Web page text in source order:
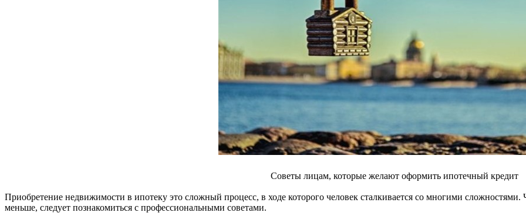
Советы лицам, которые желают оформить ипотечный кредит
Приобретение недвижимости в ипотеку это сложный процесс, в ходе которого человек сталкивается со многими
меньше, следует познакомиться с профессиональными советами.